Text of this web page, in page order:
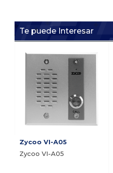
Te puede Interesar
Zycoo VI-A05
Zycoo VI-A05